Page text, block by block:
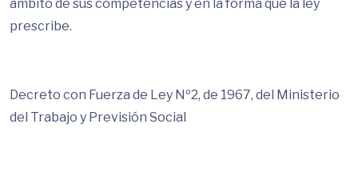
ámbito de sus competencias y en la forma que la ley
prescribe.
Decreto con Fuerza de Ley Nº2, de 1967, del Ministerio
del Trabajo y Previsión Social